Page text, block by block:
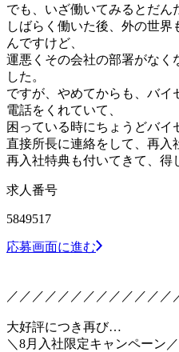
でも、いざ働いてみるとだん
しばらく働いた後、外の世
んですけど、
運悪くその会社の部署がなく
した。
ですが、やめてからも、バイ
電話をくれていて、
困っている時にちょうどバイ
直接所長に連絡をして、再入
再入社特典も付いてきて、得
求人番号
5849517
応募画面に進む
／／／／／／／／／／／／／
大好評につき再び…
＼8月入社限定キャンペーン／